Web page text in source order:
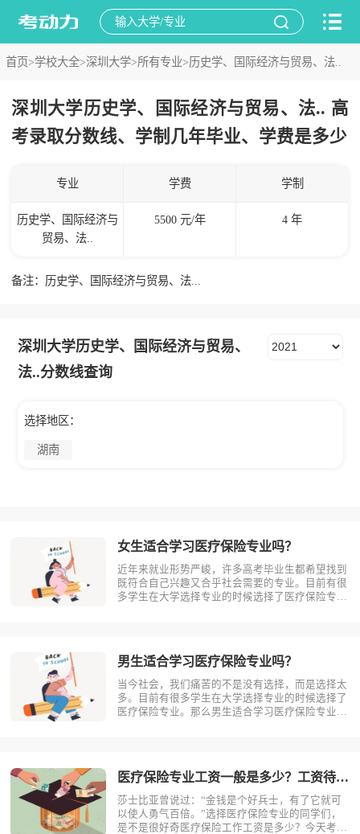
首页>学校大全>深圳大学>所有专业>历史学、国际经济与贸易、法..
深圳大学历史学、国际经济与贸易、法.. 高
考录取分数线、学制几年毕业、学费是多少
专业 学费 学制
历史学、国际经济与
贸易、法..
5500 元/年 4 年
备注：历史学、国际经济与贸易、法...
深圳大学历史学、国际经济与贸易、
法..分数线查询
选择地区：
湖南
女生适合学习医疗保险专业吗？
近年来就业形势严峻，许多高考毕业生都希望找到
既符合自己兴趣又合乎社会需要的专业。目前有很
多学生在大学选择专业的时候选择了医疗保险专
么？医疗保险，是指以保险合同约定的医疗?
男生适合学习医疗保险专业吗？
当今社会，我们痛苦的不是没有选择，而是选择太
多。目前有很多学生在大学选择专业的时候选择了
医疗保险专业。那么男生适合学习医疗保险专业
医疗保险专业工资一般是多少？工资待遇好吗？
莎士比亚曾说过：“金钱是个好兵士，有了它就可
以使人勇气百倍。”选择医疗保险专业的同学们，
是不是很好奇医疗保险工作工资是多少？今天考动